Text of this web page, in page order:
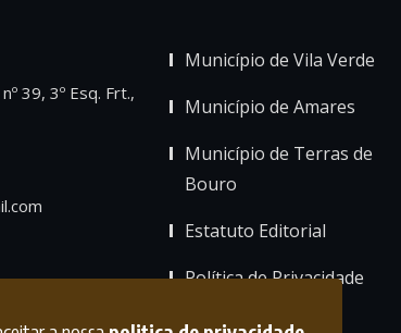
39, 3º Esq. Frt.,
Município de Vila Verde
Município de Amares
Município de Terras de
Bouro
Estatuto Editorial
Política de Privacidade